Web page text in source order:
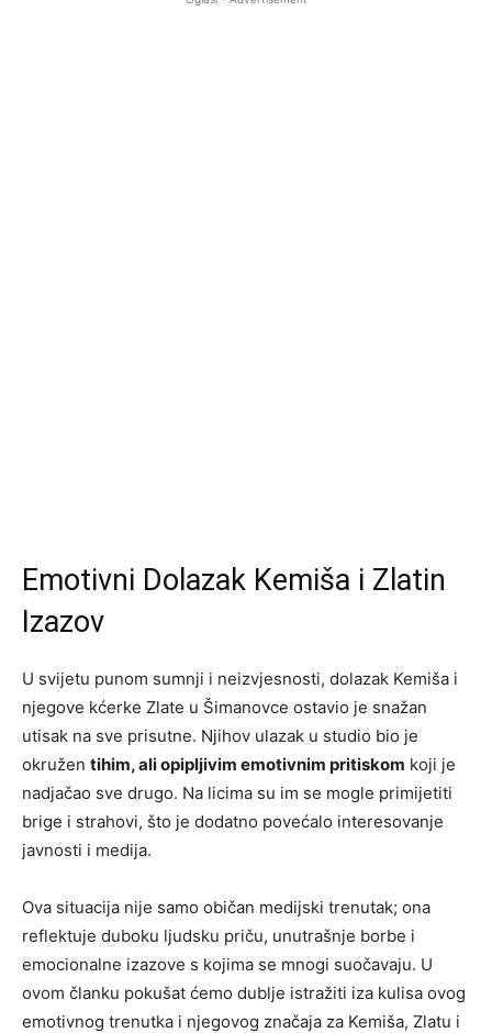
Emotivni Dolazak Kemiša i Zlatin
Izazov
U svijetu punom sumnji i neizvjesnosti, dolazak Kemiša i
njegove kćerke Zlate u Šimanovce ostavio je snažan
utisak na sve prisutne. Njihov ulazak u studio bio je
okružen tihim, ali opipljivim emotivnim pritiskom koji je
nadjačao sve drugo. Na licima su im se mogle primijetiti
brige i strahovi, što je dodatno povećalo interesovanje
javnosti i medija.
Ova situacija nije samo običan medijski trenutak; ona
reflektuje duboku ljudsku priču, unutrašnje borbe i
emocionalne izazove s kojima se mnogi suočavaju. U
ovom članku pokušat ćemo dublje istražiti iza kulisa ovog
emotivnog trenutka i njegovog značaja za Kemiša, Zlatu i